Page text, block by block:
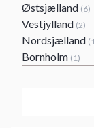
Østsjælland (6)
Vestjylland (2)
Nordsjælland
Bornholm (1)